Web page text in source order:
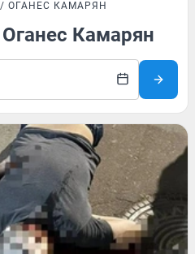
ОГАНЕС КАМАРЯН
Камарян